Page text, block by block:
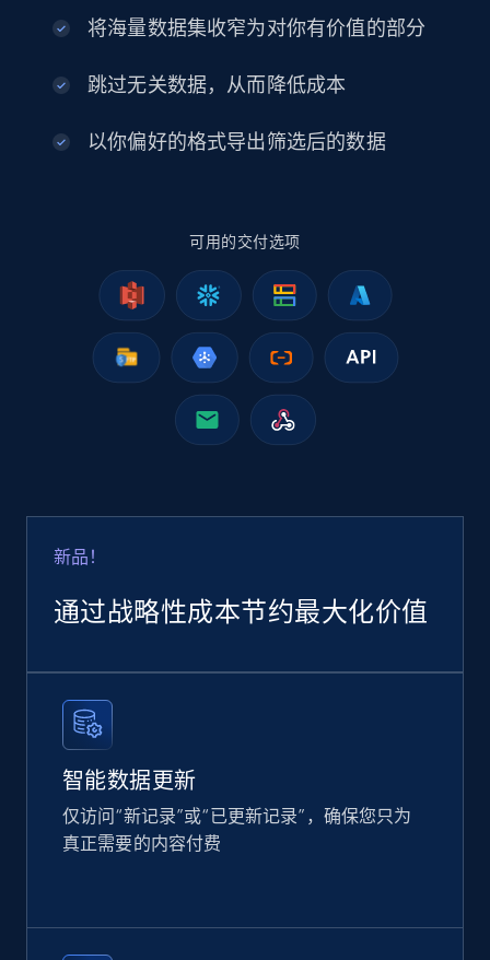
eCommerce
2.5K+ 359+ 立即购买
more.
eCommerce
Home Depot US
URL, Domain, Country code, Model number,
Sku, Product id, Product name, Manufacturer,
eCommerce
将海量数据集收窄为对你有价值的部分
跳过无关数据，从而降低成本
以你偏好的格式导出筛选后的数据
可用的交付选项
新品！
通过战略性成本节约最大化价值
智能数据更新
仅访问“新记录”或“已更新记录”，确保您只为
真正需要的内容付费